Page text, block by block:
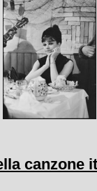
canzone